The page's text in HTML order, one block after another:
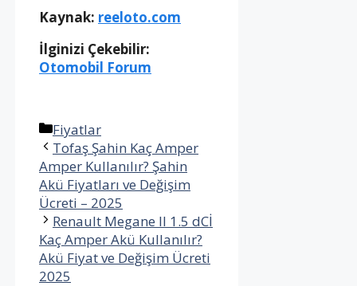
Kaynak: reeloto.com
İlginizi Çekebilir:
Otomobil Forum
Kategoriler
Fiyatlar
Tofaş Şahin Kaç Amper
Amper Kullanılır? Şahin
Akü Fiyatları ve Değişim
Ücreti – 2025
Renault Megane II 1.5 dCİ
Kaç Amper Akü Kullanılır?
Akü Fiyat ve Değişim Ücreti
2025